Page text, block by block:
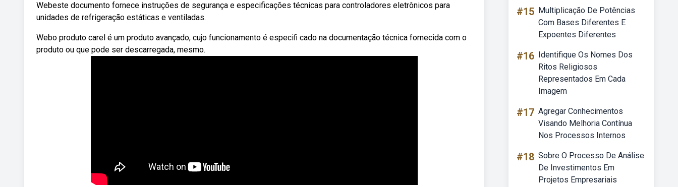
Webeste documento fornece instruções de segurança e especificações técnicas para controladores eletrônicos para
unidades de refrigeração estáticas e ventiladas.
Webo produto carel é um produto avançado, cujo funcionamento é especiﬁ cado na documentação técnica fornecida com o
produto ou que pode ser descarregada, mesmo.
#15 Multiplicação De Potências
Com Bases Diferentes E
Expoentes Diferentes
#16 Identifique Os Nomes Dos
Ritos Religiosos
Representados Em Cada
Imagem
#17 Agregar Conhecimentos
Visando Melhoria Contínua
Nos Processos Internos
#18 Sobre O Processo De Análise
De Investimentos Em
Projetos Empresariais